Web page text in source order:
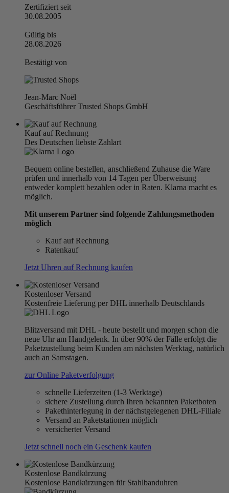
Zertifiziert seit
30.08.2005
Gültig bis
28.08.2026
Bestätigt von
Jean-Marc Noël
Geschäftsführer Trusted Shops GmbH
Kauf auf Rechnung
Des Deutschen liebste Zahlart
Bequem online bestellen, anschließend Zuhause die Ware
prüfen und innerhalb von 14 Tagen per Überweisung
entweder komplett bezahlen oder in Raten. Klarna macht es
möglich.
Mit unserem Partner sind folgende Zahlungsmethoden
möglich
Kauf auf Rechnung
Ratenkauf
Jetzt Uhren auf Rechnung kaufen
Kostenloser Versand
Kostenfreie Lieferung per DHL innerhalb Deutschlands
Blitzversand mit DHL - heute bestellt und morgen schon die
neue Uhr am Handgelenk. In über 90% der Fälle erfolgt die
Paketzustellung beim Kunden am nächsten Werktag, natürlich
auch an Samstagen.
zur Online Paketverfolgung
schnelle Lieferzeiten (1-3 Werktage)
sichere Zustellung durch Ihren bekannten Paketboten
Pakethinterlegung in der nächstgelegenen DHL-Filiale
Versand an Paketstationen möglich
versicherter Versand
Jetzt schnell noch ein Geschenk kaufen
Kostenlose Bandkürzung
Kostenlose Bandkürzungen für Stahlbanduhren